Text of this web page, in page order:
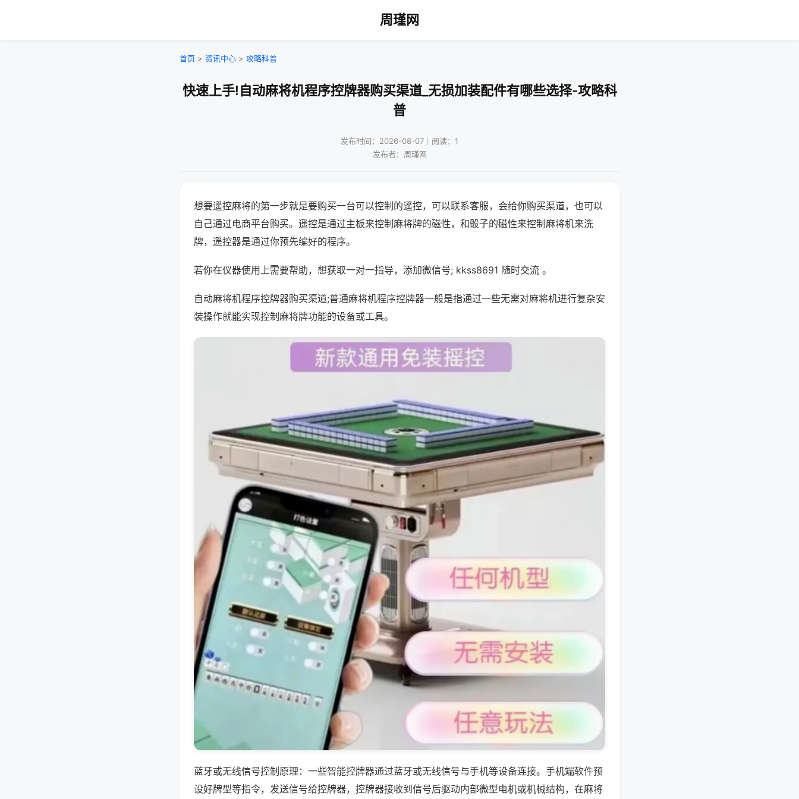
周瑾网
首页 > 资讯中心 > 攻略科普
快速上手!自动麻将机程序控牌器购买渠道_无损加装配件有哪些选择-攻略科
普
发布时间：2026-08-07｜阅读：1
发布者：周瑾网
想要遥控麻将的第一步就是要购买一台可以控制的遥控，可以联系客服，会给你购买渠道，也可以
自己通过电商平台购买。遥控是通过主板来控制麻将牌的磁性，和骰子的磁性来控制麻将机来洗
牌，遥控器是通过你预先编好的程序。
若你在仪器使用上需要帮助，想获取一对一指导，添加微信号; kkss8691 随时交流 。
自动麻将机程序控牌器购买渠道;普通麻将机程序控牌器一般是指通过一些无需对麻将机进行复杂安
装操作就能实现控制麻将牌功能的设备或工具。
蓝牙或无线信号控制原理：一些智能控牌器通过蓝牙或无线信号与手机等设备连接。手机端软件预
设好牌型等指令，发送信号给控牌器，控牌器接收到信号后驱动内部微型电机或机械结构，在麻将